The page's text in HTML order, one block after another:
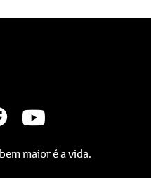
maior é a vida.